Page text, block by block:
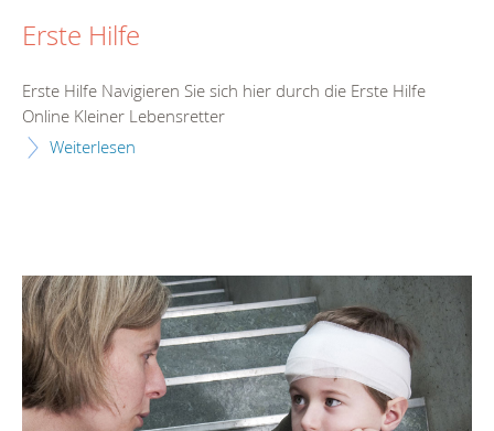
Erste Hilfe
Erste Hilfe Navigieren Sie sich hier durch die Erste Hilfe
Online Kleiner Lebensretter
Weiterlesen